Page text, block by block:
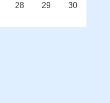
28 29
30